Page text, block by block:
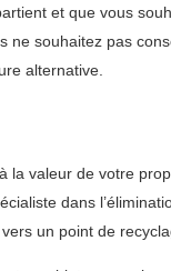
et que vous
souhaitez pas
alternative.
valeur de votre
dans
un point de